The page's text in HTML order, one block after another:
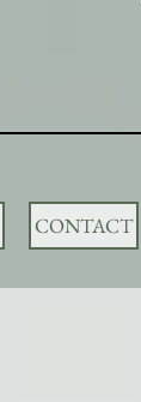
CONTACT